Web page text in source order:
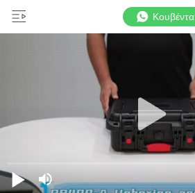
Κουβέντα